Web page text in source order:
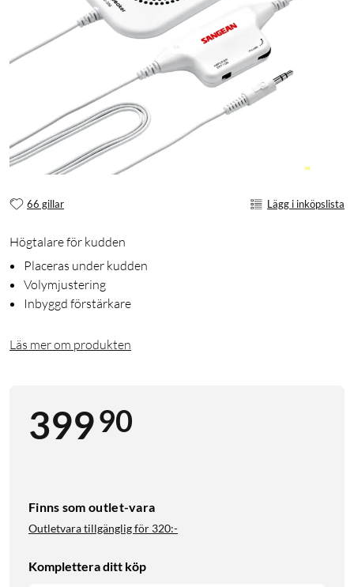
66 gillar Lägg i inköpslista
Högtalare för kudden
Placeras under kudden
Volymjustering
Inbyggd förstärkare
Läs mer om produkten
39990
Finns som outlet-vara
Outletvara tillgänglig för 320:-
Komplettera ditt köp